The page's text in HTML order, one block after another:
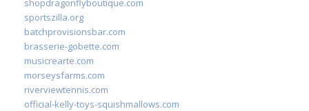
sportszilla.org
batchprovisionsbar.com
brasserie-gobette.com
musicrearte.com
morseysfarms.com
riverviewtennis.com
official-kelly-toys-squishmallows.com